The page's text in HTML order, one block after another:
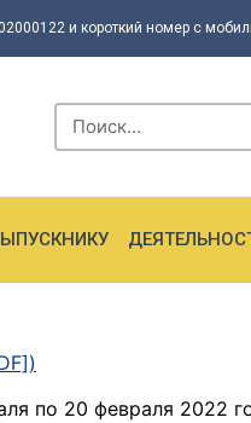
и короткий номер с
)
по 20 февраля 2022